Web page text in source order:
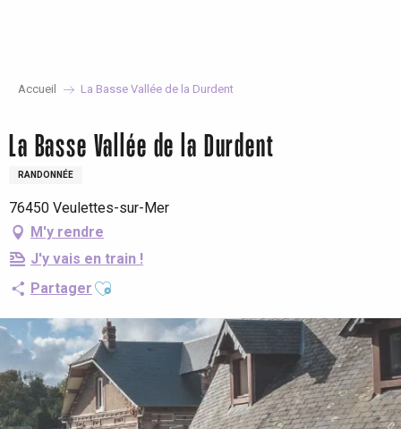
Accueil La Basse Vallée de la Durdent
La Basse Vallée de la Durdent
RANDONNÉE
76450 Veulettes-sur-Mer
M'y rendre
J'y vais en train !
Partager Ajouter aux favoris